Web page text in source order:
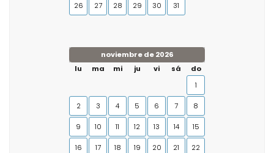
26 27 28 29 30 31
noviembre de 2026
lu
ma mi ju vi sá
do
1
2 3 4 5 6 7 8
9 10 11 12 13 14 15
16 17 18 19 20 21 22